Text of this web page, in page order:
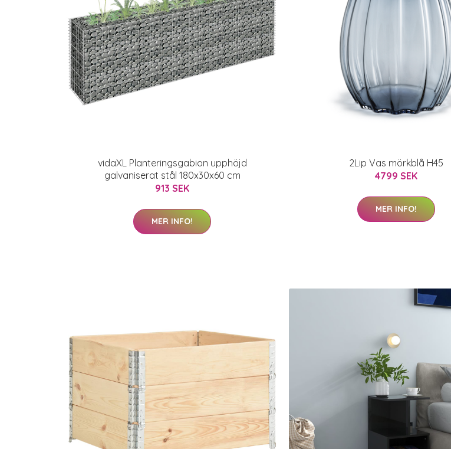
vidaXL Planteringsgabion upphöjd
galvaniserat stål 180x30x60 cm
913 SEK
MER INFO!
2Lip Vas mörkblå H45
4799 SEK
MER INFO!